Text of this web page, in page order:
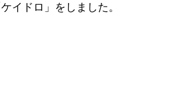
イドロ」をしました。